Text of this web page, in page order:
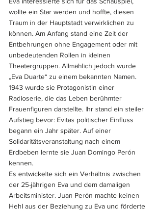
wollte ein Star werden und hoffte, diesen
Traum in der Hauptstadt verwirklichen zu
können. Am Anfang stand eine Zeit der
Entbehrungen ohne Engagement oder mit
unbedeutenden Rollen in kleinen
Theatergruppen. Allmählich jedoch wurde
„Eva Duarte“ zu einem bekannten Namen.
1943 wurde sie Protagonistin einer
Radioserie, die das Leben berühmter
Frauenfiguren darstellte. Ihr stand ein steiler
Aufstieg bevor: Evitas politischer Einfluss
begann ein Jahr später. Auf einer
Solidaritätsveranstaltung nach einem
Erdbeben lernte sie Juan Domingo Perón
kennen.
Es entwickelte sich ein Verhältnis zwischen
der 25-jährigen Eva und dem damaligen
Arbeitsminister. Juan Perón machte keinen
Hehl aus der Beziehung zu Eva und förderte